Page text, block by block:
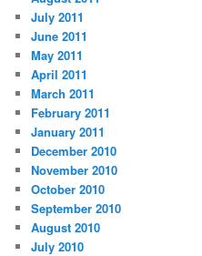
July 2011
June 2011
May 2011
April 2011
March 2011
February 2011
January 2011
December 2010
November 2010
October 2010
September 2010
August 2010
July 2010